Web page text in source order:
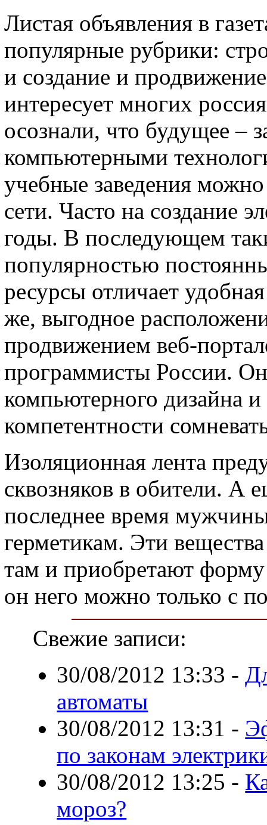
Листая объявления в
популярные рубрики:
и создание и
интересует многих
осознали, что будущее –
компьютерными
учебные заведения
сети. Часто на создание
годы. В последующем
популярностью
ресурсы отличает
же, выгодное
продвижением веб-
программисты России.
компьютерного дизайна
компетентности
Изоляционная лента
сквозняков в обители. А
последнее время
герметикам. Эти
там и приобретают форму
он него можно только с
Свежие записи:
30/08/2012 13:33 -
автоматы
30/08/2012 13:31 -
по законам
30/08/2012 13:25 -
мороз?